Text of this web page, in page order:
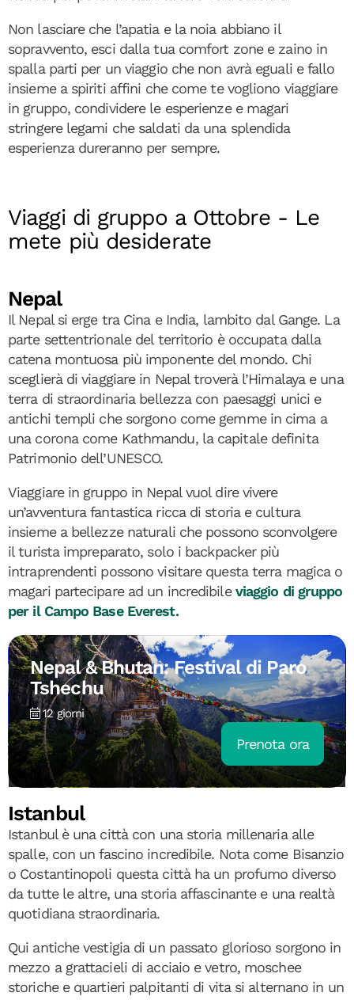
Non lasciare che l’apatia e la noia abbiano il
sopravvento, esci dalla tua comfort zone e zaino in
spalla parti per un viaggio che non avrà eguali e fallo
insieme a spiriti affini che come te vogliono viaggiare
in gruppo, condividere le esperienze e magari
stringere legami che saldati da una splendida
esperienza dureranno per sempre.
Viaggi di gruppo a Ottobre - Le
mete più desiderate
Nepal
Il Nepal si erge tra Cina e India, lambito dal Gange. La
parte settentrionale del territorio è occupata dalla
catena montuosa più imponente del mondo. Chi
sceglierà di viaggiare in Nepal troverà l’Himalaya e una
terra di straordinaria bellezza con paesaggi unici e
antichi templi che sorgono come gemme in cima a
una corona come Kathmandu, la capitale definita
Patrimonio dell’UNESCO.
Viaggiare in gruppo in Nepal vuol dire vivere
un’avventura fantastica ricca di storia e cultura
insieme a bellezze naturali che possono sconvolgere
il turista impreparato, solo i backpacker più
intraprendenti possono visitare questa terra magica o
magari partecipare ad un incredibileviaggio di gruppo
per il Campo Base Everest.
Nepal & Bhutan: Festival di Paro
Tshechu
12 giorni
Prenota ora
Istanbul
Istanbul è una città con una storia millenaria alle
spalle, con un fascino incredibile. Nota come Bisanzio
o Costantinopoli questa città ha un profumo diverso
da tutte le altre, una storia affascinante e una realtà
quotidiana straordinaria.
Qui antiche vestigia di un passato glorioso sorgono in
mezzo a grattacieli di acciaio e vetro, moschee
storiche e quartieri palpitanti di vita si alternano in un